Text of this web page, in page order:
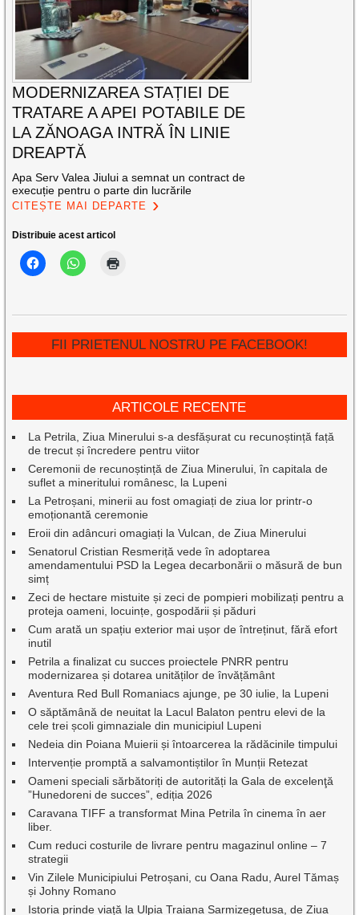
MODERNIZAREA STAȚIEI DE
TRATARE A APEI POTABILE DE
LA ZĂNOAGA INTRĂ ÎN LINIE
DREAPTĂ
Apa Serv Valea Jiului a semnat un contract de
execuție pentru o parte din lucrările
CITEȘTE MAI DEPARTE
Distribuie acest articol
FII PRIETENUL NOSTRU PE FACEBOOK!
ARTICOLE RECENTE
La Petrila, Ziua Minerului s-a desfășurat cu recunoștință față
de trecut și încredere pentru viitor
Ceremonii de recunoștință de Ziua Minerului, în capitala de
suflet a mineritului românesc, la Lupeni
La Petroșani, minerii au fost omagiați de ziua lor printr-o
emoționantă ceremonie
Eroii din adâncuri omagiați la Vulcan, de Ziua Minerului
Senatorul Cristian Resmeriță vede în adoptarea
amendamentului PSD la Legea decarbonării o măsură de bun
simț
Zeci de hectare mistuite și zeci de pompieri mobilizați pentru a
proteja oameni, locuințe, gospodării și păduri
Cum arată un spațiu exterior mai ușor de întreținut, fără efort
inutil
Petrila a finalizat cu succes proiectele PNRR pentru
modernizarea și dotarea unităților de învățământ
Aventura Red Bull Romaniacs ajunge, pe 30 iulie, la Lupeni
O săptămână de neuitat la Lacul Balaton pentru elevi de la
cele trei școli gimnaziale din municipiul Lupeni
Nedeia din Poiana Muierii și întoarcerea la rădăcinile timpului
Intervenție promptă a salvamontiștilor în Munții Retezat
Oameni speciali sărbătoriți de autorități la Gala de excelenţă
”Hunedoreni de succes”, ediția 2026
Caravana TIFF a transformat Mina Petrila în cinema în aer
liber.
Cum reduci costurile de livrare pentru magazinul online – 7
strategii
Vin Zilele Municipiului Petroșani, cu Oana Radu, Aurel Tămaș
și Johny Romano
Istoria prinde viață la Ulpia Traiana Sarmizegetusa, de Ziua